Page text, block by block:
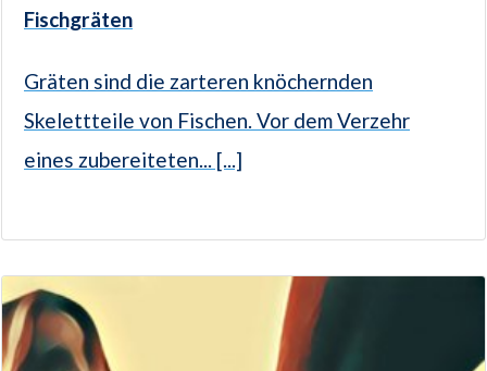
Fischgräten
Gräten sind die zarteren knöchernden
Skelettteile von Fischen. Vor dem Verzehr
eines zubereiteten... [...]